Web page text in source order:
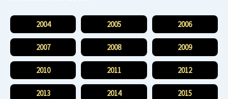
2004 2005 2006
2007 2008 2009
2010 2011 2012
2013 2014 2015